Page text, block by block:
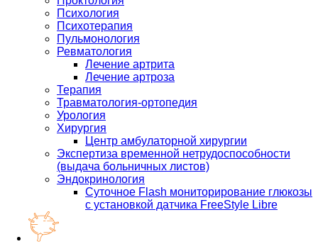
Психология
Психотерапия
Пульмонология
Ревматология
Лечение артрита
Лечение артроза
Терапия
Травматология-ортопедия
Урология
Хирургия
Центр амбулаторной хирургии
Экспертиза временной нетрудоспособности
(выдача больничных листов)
Эндокринология
Суточное Flash мониторирование глюкозы
с установкой датчика FreeStyle Libre